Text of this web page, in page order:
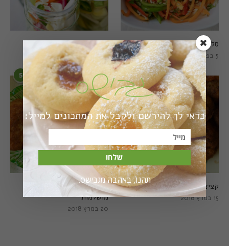
חמוצים מהירים
1 באוגוסט 2022
סלט פלפלים טרי וצבעוני
5 בפברואר 2021
5
קציצות כרישה טבעוניות
מושלמות
20 במרץ 2018
6
קציצות כרישה מושלמות
15 במרץ 2018
כדאי לך להירשם ולקבל את המתכונים למייל:
שלח!
תהנו, באהבה מגבישס.